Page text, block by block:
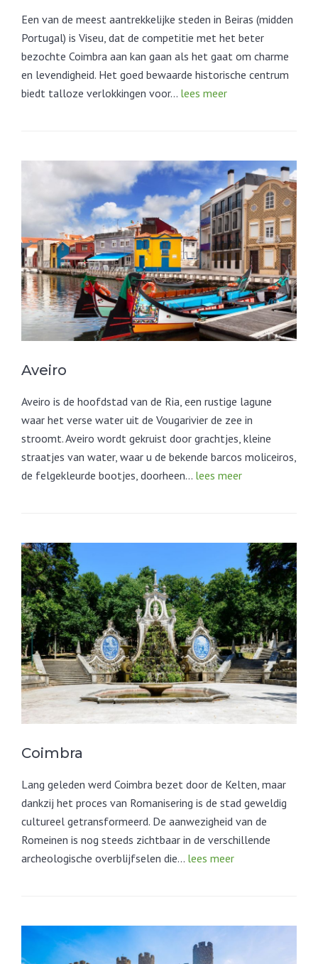
Een van de meest aantrekkelijke steden in Beiras (midden
Portugal) is Viseu, dat de competitie met het beter
bezochte Coimbra aan kan gaan als het gaat om charme
en levendigheid. Het goed bewaarde historische centrum
biedt talloze verlokkingen voor… lees meer
Aveiro
Aveiro is de hoofdstad van de Ria, een rustige lagune
waar het verse water uit de Vougarivier de zee in
stroomt. Aveiro wordt gekruist door grachtjes, kleine
straatjes van water, waar u de bekende barcos moliceiros,
de felgekleurde bootjes, doorheen… lees meer
Coimbra
Lang geleden werd Coimbra bezet door de Kelten, maar
dankzij het proces van Romanisering is de stad geweldig
cultureel getransformeerd. De aanwezigheid van de
Romeinen is nog steeds zichtbaar in de verschillende
archeologische overblijfselen die… lees meer